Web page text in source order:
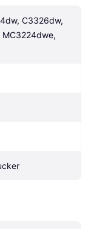
C3326dw,